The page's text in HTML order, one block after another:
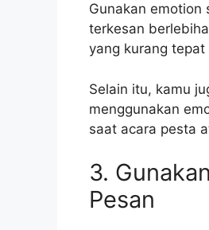
Gunakan emotion
terkesan
yang kurang
Selain itu, kamu
menggunakan
saat acara pesta
3.
Pesan